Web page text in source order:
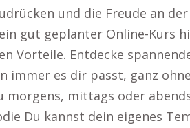
und die Freude an der
gut geplanter Online-Kurs
Vorteile. Entdecke
immer es dir passt, ganz
morgens, mittags oder
Du kannst dein eigenes